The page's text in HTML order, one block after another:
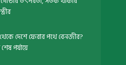
দেশে ফেরার পথে বেনজীর?
শেষ পর্যায়ে